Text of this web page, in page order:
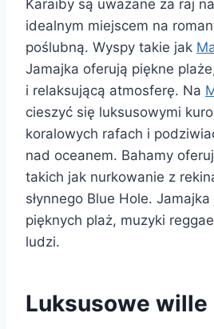
Karaiby są uważane za raj
idealnym miejscem na
poślubną. Wyspy takie jak
Jamajka oferują piękne
i relaksującą atmosferę. Na
cieszyć się luksusowymi
koralowych rafach i
nad oceanem. Bahamy
takich jak nurkowanie z
słynnego Blue Hole.
pięknych plaż, muzyki
ludzi.
Luksusowe